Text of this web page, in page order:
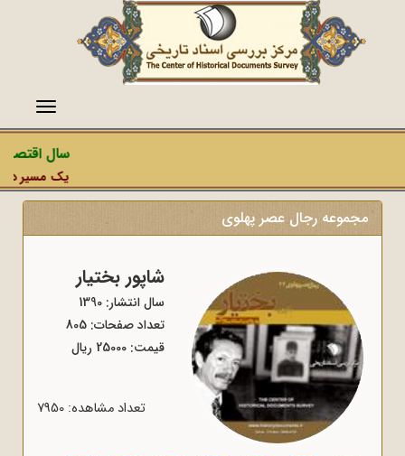
منو
سال
یک مسیر
مجموعه رجال عصر پهلوی
شاپور بختیار
سال انتشار: 1390
تعداد صفحات: 805
قیمت: 25000 ریال
تعداد مشاهده: 7950